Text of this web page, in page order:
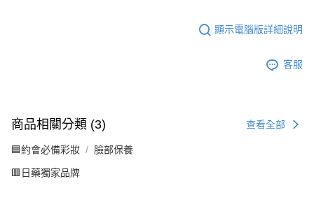
顯示電腦版詳細說明
客服
商品相關分類 (3) 查看全部
🟦約會必備彩妝 臉部保養
🟥日藥獨家品牌